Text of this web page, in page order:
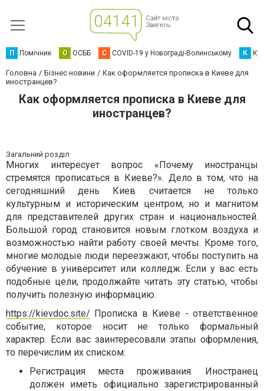
П Помічник О ОСББ C COVID-19 у Новограді-Волинському К
Головна Бізнес новини
Как оформляется прописка в Киеве для
иностранцев?
Как оформляется прописка в Киеве для
иностранцев?
Загальний розділ
Многих интересует вопрос «Почему иностранцы
стремятся прописаться в Киеве?». Дело в том, что на
сегодняшний день Киев считается не только
культурным и историческим центром, но и магнитом
для представителей других стран и национальностей.
Большой город становится новым глотком воздуха и
возможностью найти работу своей мечты. Кроме того,
многие молодые люди переезжают, чтобы поступить на
обучение в университет или колледж. Если у вас есть
подобные цели, продолжайте читать эту статью, чтобы
получить полезную информацию.
https://kievdoc.site/ Прописка в Киеве - ответственное
событие, которое носит не только формальный
характер. Если вас заинтересовали этапы оформления,
то перечислим их списком:
Регистрация места проживания. Иностранец
должен иметь официально зарегистрированный